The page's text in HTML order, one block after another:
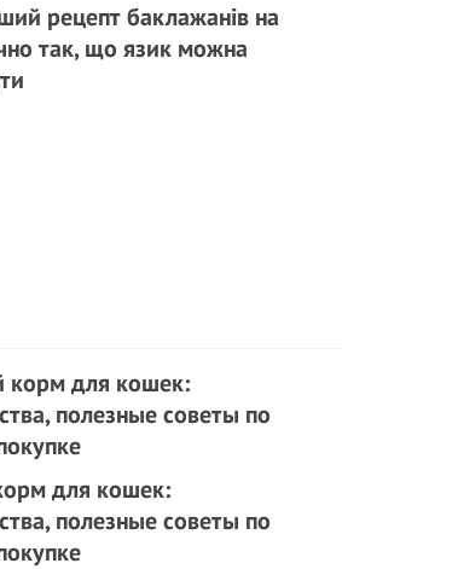
рецепт баклажанів на
так, що язик можна
для кошек:
полезные советы по